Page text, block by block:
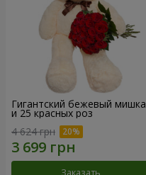
Гигантский бежевый мишка
и 25 красных роз
4 624 грн
Заказать